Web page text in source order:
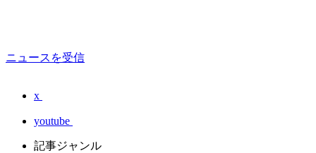
ニュースを受信
x
youtube
記事ジャンル